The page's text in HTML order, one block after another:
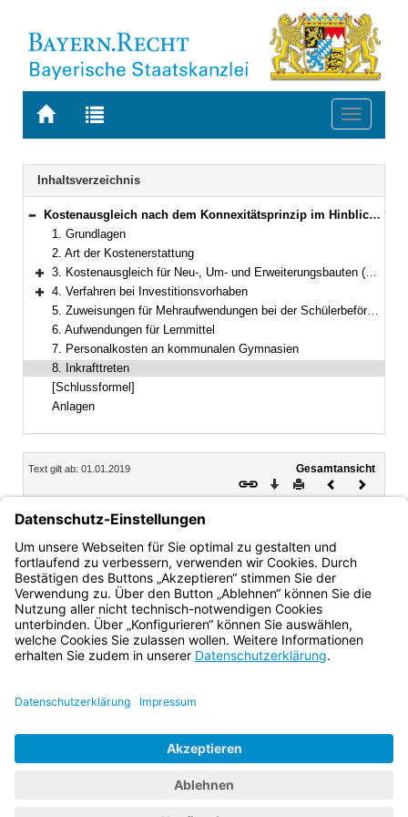
Zur
BAYERN.RECHT
Zur
letzten
Suche
Toggle
Navigation
Inhaltsverzeichnis
Bereich reduzieren
Kostenausgleich nach dem Konnexitätsprinzip im Hinblick auf die Einführung des neuen neunjährigen Gymnasiums
1. Grundlagen
2. Art der Kostenerstattung
Bereich erweitern
3. Kostenausgleich für Neu-, Um- und Erweiterungsbauten (Konnexitätsrelevanter Anteil der Investitionsmaßnahmen)
Bereich erweitern
4. Verfahren bei Investitionsvorhaben
5. Zuweisungen für Mehraufwendungen bei der Schülerbeförderung
6. Aufwendungen für Lernmittel
7. Personalkosten an kommunalen Gymnasien
8. Inkrafttreten
[Schlussformel]
Anlagen
Inhalt
Text gilt ab: 01.01.2019
Gesamtansicht
Download
DruckenVorheriges
Dokument
8. Inkrafttreten
Diese Bekanntmachung tritt mit Wirkung vom 1. Januar
2019 in Kraft.
Bayern.de
BayernPortal
Impressum